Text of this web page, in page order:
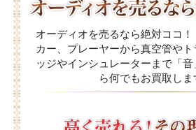
オーディオを売るなら絶対ココ
カー、プレーヤーから真空管やト
ッジやインシュレーターまで「
ら何でもお買取しま